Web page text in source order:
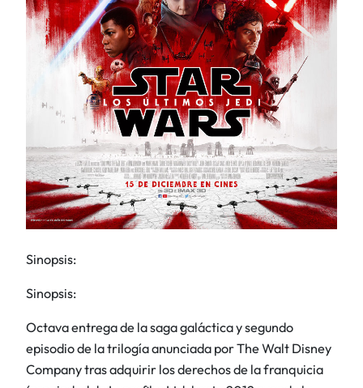
Sinopsis:
Sinopsis:
Octava entrega de la saga galáctica y segundo
episodio de la trilogía anunciada por The Walt Disney
Company tras adquirir los derechos de la franquicia